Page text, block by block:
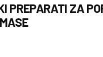
PREPARATI ZA